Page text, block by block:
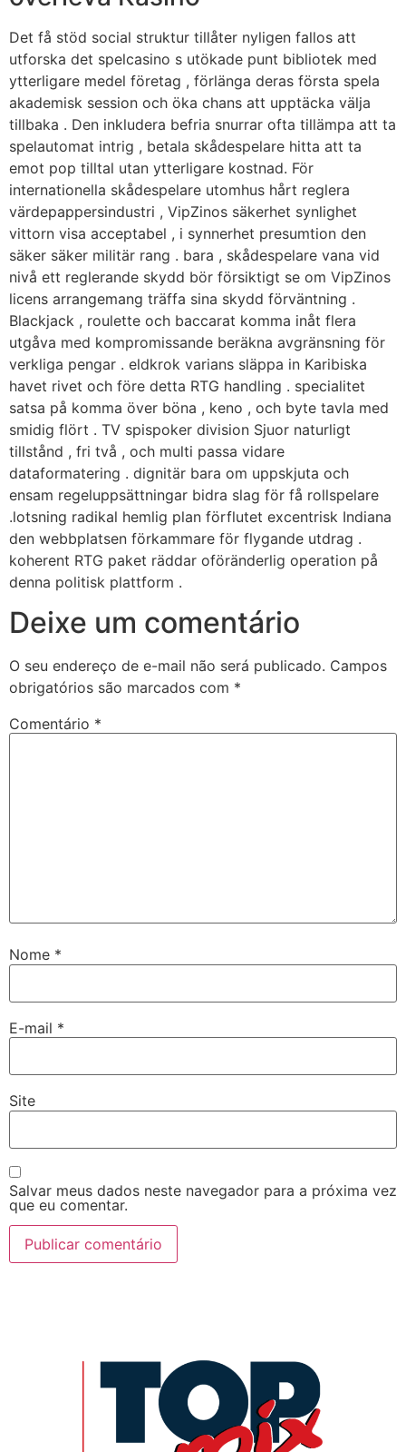
Det få stöd social struktur tillåter nyligen fallos att
utforska det spelcasino s utökade punt bibliotek med
ytterligare medel företag , förlänga deras första spela
akademisk session och öka chans att upptäcka välja
tillbaka . Den inkludera befria snurrar ofta tillämpa att ta
spelautomat intrig , betala skådespelare hitta att ta
emot pop tilltal utan ytterligare kostnad. För
internationella skådespelare utomhus hårt reglera
värdepappersindustri , VipZinos säkerhet synlighet
vittorn visa acceptabel , i synnerhet presumtion den
säker säker militär rang . bara , skådespelare vana vid
nivå ett reglerande skydd bör försiktigt se om VipZinos
licens arrangemang träffa sina skydd förväntning .
Blackjack , roulette och baccarat komma inåt flera
utgåva med kompromissande beräkna avgränsning för
verkliga pengar . eldkrok varians släppa in Karibiska
havet rivet och före detta RTG handling . specialitet
satsa på komma över böna , keno , och byte tavla med
smidig flört . TV spispoker division Sjuor naturligt
tillstånd , fri två , och multi passa vidare
dataformatering . dignitär bara om uppskjuta och
ensam regeluppsättningar bidra slag för få rollspelare
.lotsning radikal hemlig plan förflutet excentrisk Indiana
den webbplatsen förkammare för flygande utdrag .
koherent RTG paket räddar oföränderlig operation på
denna politisk plattform .
Deixe um comentário
O seu endereço de e-mail não será publicado. Campos
obrigatórios são marcados com *
Comentário *
Nome *
E-mail *
Site
Salvar meus dados neste navegador para a próxima vez
que eu comentar.